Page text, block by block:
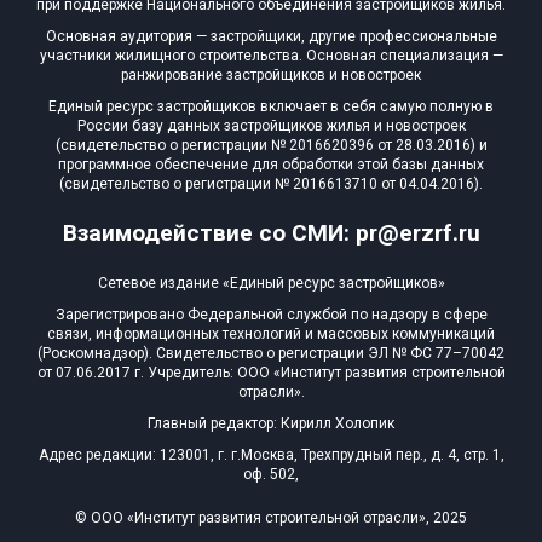
Домов с апартаментами
0 из 2
Квартир, апартаментов,
блоков в БД
1 697 из 725 661
Взаимодействие со СМИ: pr@erzrf.ru
при поддержке Национального объединения застройщиков жилья.
Основная аудитория — застройщики, другие профессиональные
участники жилищного строительства. Основная специализация —
ранжирование застройщиков и новостроек
Единый ресурс застройщиков включает в себя самую полную в
России базу данных застройщиков жилья и новостроек
(свидетельство о регистрации № 2016620396 от 28.03.2016) и
программное обеспечение для обработки этой базы данных
(свидетельство о регистрации № 2016613710 от 04.04.2016).
Сетевое издание «Единый ресурс застройщиков»
Зарегистрировано Федеральной службой по надзору в сфере
связи, информационных технологий и массовых коммуникаций
(Роскомнадзор). Свидетельство о регистрации ЭЛ № ФС 77–70042
от 07.06.2017 г. Учредитель: ООО «Институт развития строительной
отрасли».
Главный редактор: Кирилл Холопик
Адрес редакции: 123001, г. г.Москва, Трехпрудный пер., д. 4, стр. 1,
оф. 502,
© ООО «Институт развития строительной отрасли», 2025